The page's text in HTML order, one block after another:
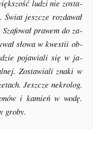
lu­dzi nie zo­sta­
Świat jesz­cze roz­da­wał
pra­wem do za­
sło­wa w kwe­stii ob­
po­ja­wia­li się w ja­
Zo­sta­wia­li zna­ki w
Jesz­cze ne­kro­log.
i ka­mień w wo­dę.
gro­by.